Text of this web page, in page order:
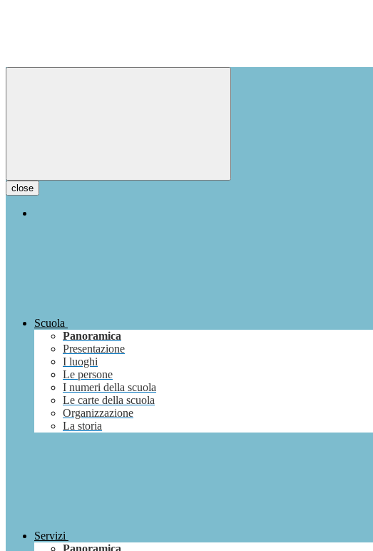
close
Scuola
Panoramica
Presentazione
I luoghi
Le persone
I numeri della scuola
Le carte della scuola
Organizzazione
La storia
Servizi